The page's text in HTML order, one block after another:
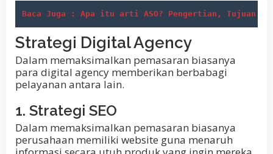
Baca Juga : Apa itu arti ASO? Pengertian, Tujuan
Strategi Digital Agency
Dalam memaksimalkan pemasaran biasanya
para digital agency memberikan berbabagi
pelayanan antara lain.
1. Strategi SEO
Dalam memaksimalkan pemasaran biasanya
perusahaan memiliki website guna menaruh